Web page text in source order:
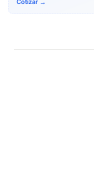
Cotizar →